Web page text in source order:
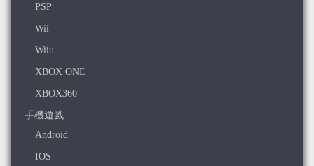
PSP
Wii
Wiiu
XBOX ONE
XBOX360
手機遊戲
Android
IOS